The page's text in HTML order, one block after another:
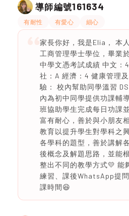
導師編號161634
有耐性 有愛心 細心
家長你好，我是Elia， 本
工商管理學士學位，畢業
中學文憑考試成績 中文：
社：A 經濟：4 健康管理
驗： 校內幫助同學溫習
內為初中同學提供功課輔
班協助學生完成每日功課
富有耐心，善於與小朋友
教育以提升學生對學科之
各學科的題型，善於講解
後概念及解題思路，並能
整出不同的教學方式💛 能
練習、課後WhatsApp提
課時間😆